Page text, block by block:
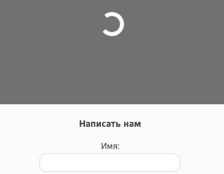
Написать нам
Имя: